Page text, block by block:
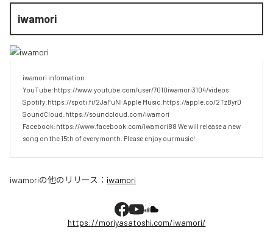
iwamori
iwamori information
YouTube:https://www.youtube.com/user/7010iwamori3104/videos
Spotify:https://spoti.fi/2JaFuNl Apple Music:https://apple.co/2TzByrD
SoundCloud:https://soundcloud.com/iwamori
Facebook:https://www.facebook.com/iwamori88 We will release a new
song on the 15th of every month. Please enjoy our music!
iwamoriの他のリリース： iwamori
https://moriyasatoshi.com/iwamori/